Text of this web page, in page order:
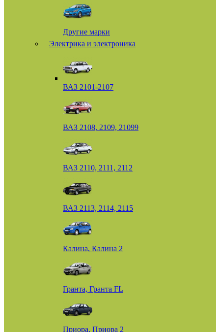
Другие марки
Электрика и электроника
ВАЗ 2101-2107
ВАЗ 2108, 2109, 21099
ВАЗ 2110, 2111, 2112
ВАЗ 2113, 2114, 2115
Калина, Калина 2
Гранта, Гранта FL
Приора, Приора 2